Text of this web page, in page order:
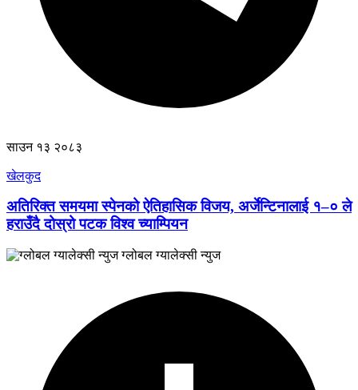
साउन १३ २०८३
खेलकुद
अतिरिक्त समयमा स्पेनको ऐतिहासिक विजय, अर्जेन्टिनालाई १–० ले
हराउँदै दोस्रो पटक विश्व च्याम्पियन
ग्लोबल ग्यालेक्सी न्युज